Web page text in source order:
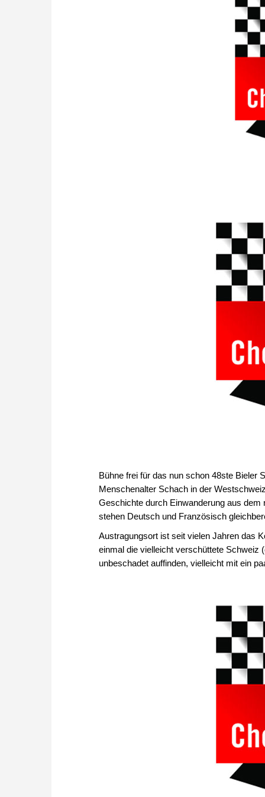
Bühne frei für das nun schon 48ste Bieler
Menschenalter Schach in der
Geschichte durch Einwanderung aus
stehen Deutsch und Französisch
Austragungsort ist seit vielen Jahren das
einmal die vielleicht verschüttete Schweiz
unbeschadet auffinden, vielleicht mit ein